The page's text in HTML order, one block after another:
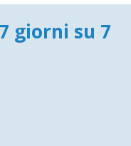
giorni su 7